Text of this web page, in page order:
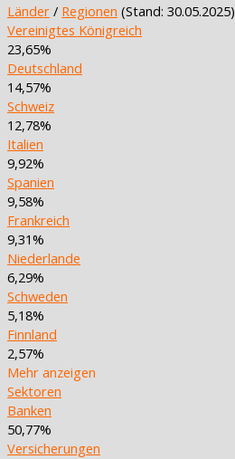
Länder / Regionen (Stand: 30.05.2025)
Vereinigtes Königreich
23,65%
Deutschland
14,57%
Schweiz
12,78%
Italien
9,92%
Spanien
9,58%
Frankreich
9,31%
Niederlande
6,29%
Schweden
5,18%
Finnland
2,57%
Mehr anzeigen
Sektoren
Banken
50,77%
Versicherungen